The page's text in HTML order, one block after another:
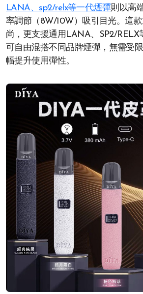
LANA、sp2/relx等一代煙彈則以高
率調節（8W/10W）吸引目光。這
尚，更支援通用LANA、SP2/RELX
可自由混搭不同品牌煙彈，無需受
幅提升使用彈性。